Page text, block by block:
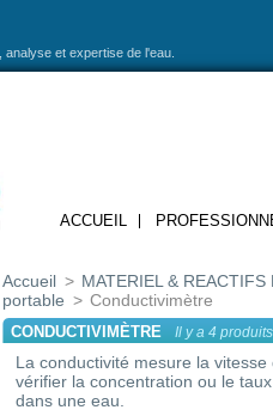
analyse et expertise de l'eau.
ACCUEIL
Accueil > MATERIEL & REACTIFS
portable > Conductivimètre
CONDUCTIVIMÈTRE Il y a 4
La conductivité mesure la
vérifier la concentration ou le
dans une eau.